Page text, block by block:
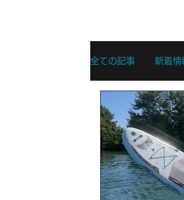
全ての記事 新着情
リバーSUPスキ
リバーSUPスポ